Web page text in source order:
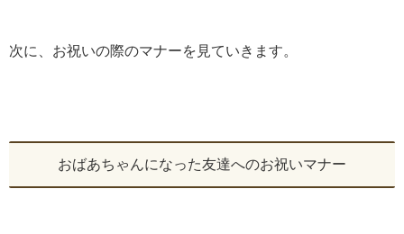
次に、お祝いの際のマナーを見ていきます。
おばあちゃんになった友達へのお祝いマナー